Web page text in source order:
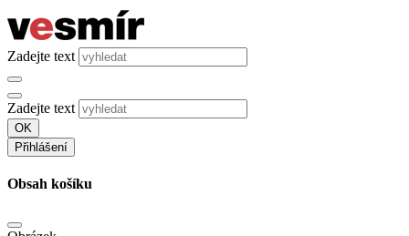
Zadejte text
Zadejte text
OK
Přihlášení
Obsah košíku